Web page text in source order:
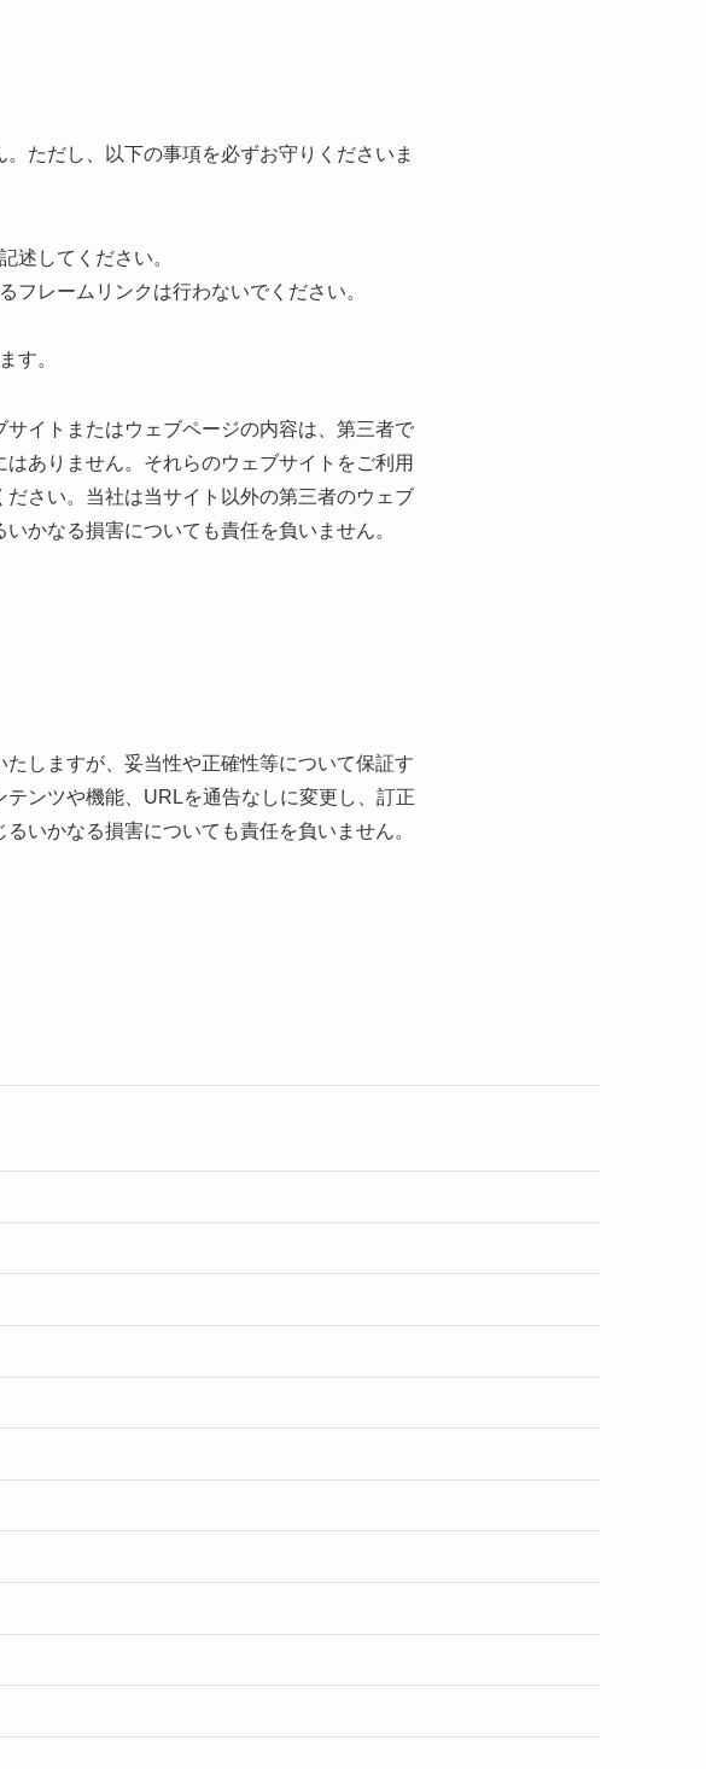
ただし、以下の事項を必ずお守りくださいま
述してください。
フレームリンクは行わないでください。
す。
イトまたはウェブページの内容は、第三者で
ありません。それらのウェブサイトをご利用
さい。当社は当サイト以外の第三者のウェブ
かなる損害についても責任を負いません。
しますが、妥当性や正確性等について保証す
ンツや機能、URLを通告なしに変更し、訂正
いかなる損害についても責任を負いません。